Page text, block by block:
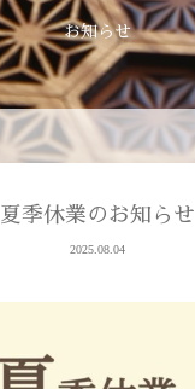
お知らせ
夏季休業のお知らせ
2025.08.04